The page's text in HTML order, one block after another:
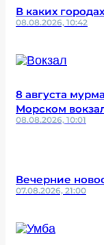
В каких
08.08.2026, 10:42
8 августа
Морском
08.08.2026, 10:01
Вечерние
07.08.2026, 21:00